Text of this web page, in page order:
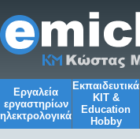
Εργαλεία
εργαστηρίων
ηλεκτρολογικά
Εκπαιδευτικά
KIT &
Education
Ηobby